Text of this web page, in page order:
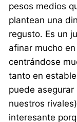
pesos medios
plantean una
regusto. Es un
afinar mucho
centrándose
tanto en
puede
nuestros
interesante